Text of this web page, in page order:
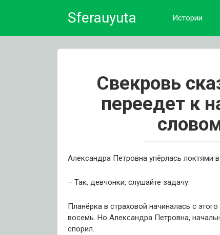
Sferauyuta Истории
Свекровь
переедет к
Александра Петровна упёрлась локтями
– Так, девчонки, слушайте задачу.
Планёрка в страховой начиналась с
восемь. Но Александра Петровна,
спорил.